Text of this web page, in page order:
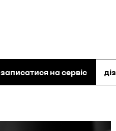
записатися на сервіс